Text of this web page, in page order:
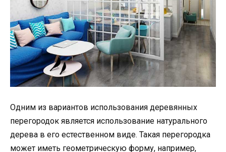
Одним из вариантов использования деревянных
перегородок является использование натурального
дерева в его естественном виде. Такая перегородка
может иметь геометрическую форму, например,